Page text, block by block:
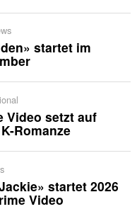
startet im
Video setzt auf
Romanze
startet 2026
Video